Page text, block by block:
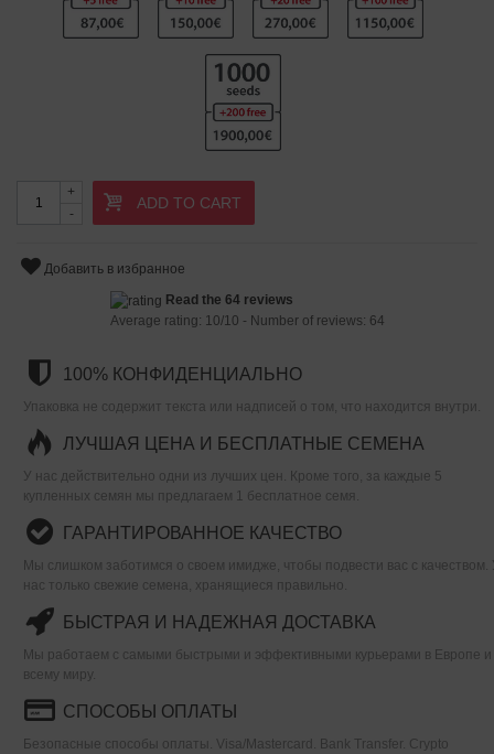
-
+
ADD TO CART
Добавить в избранное
Read the 64 reviews
Average rating: 10/10 - Number of reviews: 64
100% КОНФИДЕНЦИАЛЬНО
Упаковка не содержит текста или надписей о том, что находится внутри.
ЛУЧШАЯ ЦЕНА И БЕСПЛАТНЫЕ СЕМЕНА
У нас действительно одни из лучших цен. Кроме того, за каждые 5
купленных семян мы предлагаем 1 бесплатное семя.
ГАРАНТИРОВАННОЕ КАЧЕСТВО
Мы слишком заботимся о своем имидже, чтобы подвести вас с качеством.
нас только свежие семена, хранящиеся правильно.
БЫСТРАЯ И НАДЕЖНАЯ ДОСТАВКА
Мы работаем с самыми быстрыми и эффективными курьерами в Европе и
всему миру.
СПОСОБЫ ОПЛАТЫ
Безопасные способы оплаты. Visa/Mastercard. Bank Transfer. Crypto